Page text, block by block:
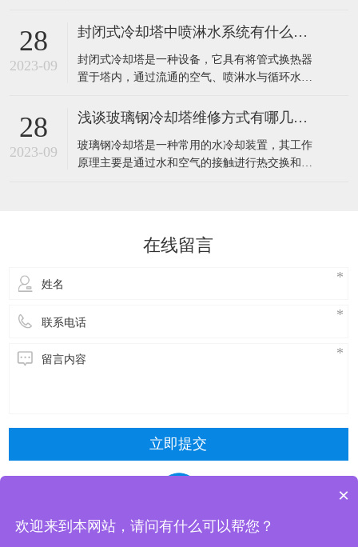
触，使水冷器内热水的热量迅速传递到填料中，
再通过风机将热空气排出室外，完成热量的转
移，达到冷却效果。​不锈钢冷却塔的工作效率主
要可以通过以下几个方面来提高：1、采用高效的
28
2023-09
封闭式冷却塔中喷淋水系统有什么作用？
​封闭式冷却塔是一种设备，它具有将管式换热器
置于塔内，通过流通的空气、喷淋水与循环水的
其能够保证水质不受污染，很好的保护了主设备
时，可以停掉喷淋水系统，起到节水效果。​封闭
式冷却塔中的喷淋水系统主要有以下作用：增强
28
2023-09
浅谈玻璃钢冷却塔维修方式有哪几种？
​玻璃钢冷却塔是一种常用的水冷却装置，其工作
原理主要是通过水和空气的接触进行热交换和质
修：风机是冷却塔的核心部件，需要进行定期的
检查和维护。具体步骤包括关闭电源，停止使
在线留言
立即提交
东莞市清风冷却设备有限公司 版权所有
×
欢迎来到本网站，请问有什么可以帮您？